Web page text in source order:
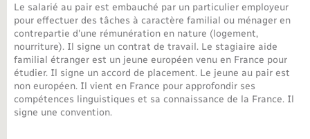
Nouvel habitant
Nouvelle activité
Numérique
Le salarié au pair est embauché par un particulier employeur
pour effectuer des tâches à caractère familial ou ménager en
contrepartie d'une rémunération en nature (logement,
nourriture). Il signe un contrat de travail. Le stagiaire aide
familial étranger est un jeune européen venu en France pour
étudier. Il signe un accord de placement. Le jeune au pair est
non européen. Il vient en France pour approfondir ses
compétences linguistiques et sa connaissance de la France. Il
signe une convention.